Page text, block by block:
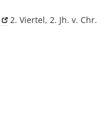
2. Viertel, 2. Jh. v. Chr.